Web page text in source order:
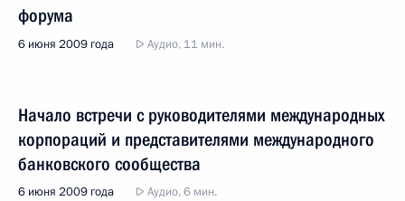
форума
6 июня 2009 года Аудио, 11 мин.
Начало встречи с руководителями международных
корпораций и представителями международного
банковского сообщества
6 июня 2009 года Аудио, 6 мин.